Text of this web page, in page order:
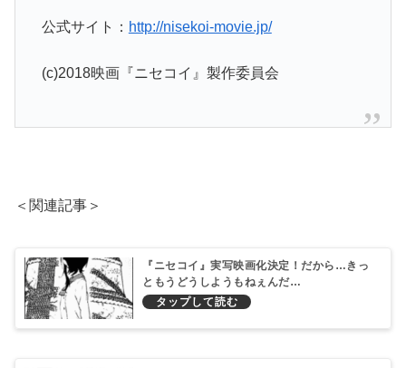
公式サイト： http://nisekoi-movie.jp/
(c)2018映画『ニセコイ』製作委員会
＜関連記事＞
『ニセコイ』実写映画化決定！だから…きっ
ともうどうしようもねぇんだ…